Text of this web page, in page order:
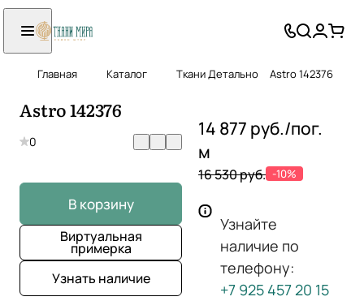
Главная Каталог Ткани Детально Astro 142376
Astro 142376
0
В корзину
Виртуальная
примерка
Узнать наличие
14 877 руб./пог.
м
16 530 руб. -10%
Узнайте
наличие по
телефону:
+7 925 457 20 15